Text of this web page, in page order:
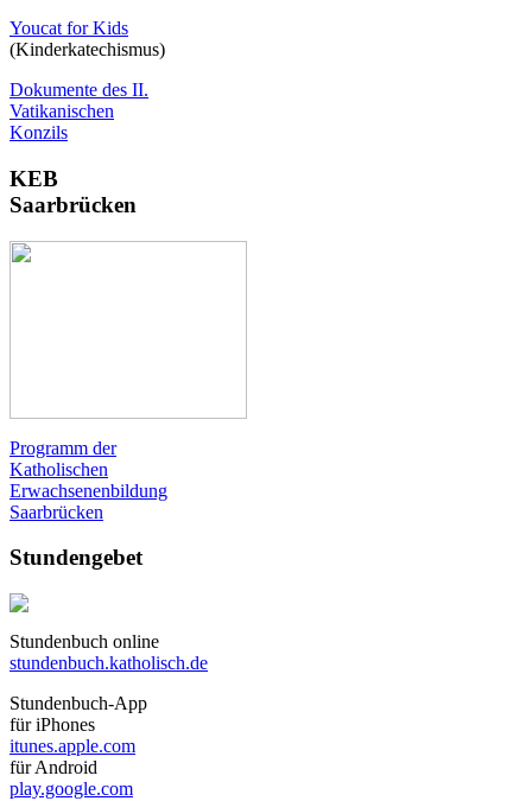
Youcat for Kids
(Kinderkatechismus)
Dokumente des II.
Vatikanischen
Konzils
KEB
Saarbrücken
Programm der
Katholischen
Erwachsenenbildung
Saarbrücken
Stundengebet
Stundenbuch online
stundenbuch.katholisch.de
Stundenbuch-App
für iPhones
itunes.apple.com
für Android
play.google.com